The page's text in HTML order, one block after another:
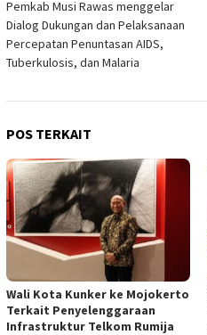
pos
Pemkab Musi Rawas menggelar
Dialog Dukungan dan Pelaksanaan
Percepatan Penuntasan AIDS,
Tuberkulosis, dan Malaria
POS TERKAIT
Wali Kota Kunker ke Mojokerto
Terkait Penyelenggaraan
Infrastruktur Telkom Rumija